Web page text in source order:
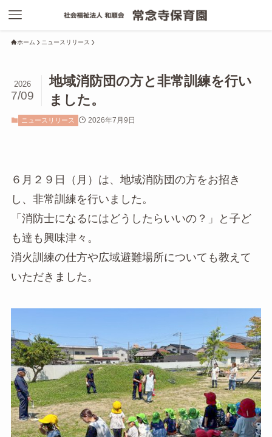
ホーム ニュースリリース
地域消防団の方と非常訓練を行い
ました。
2026
7/09
ニュースリリース 2026年7月9日
６月２９日（月）は、地域消防団の方をお招き
し、非常訓練を行いました。
「消防士になるにはどうしたらいいの？」と子ど
も達も興味津々。
消火訓練の仕方や広域避難場所についても教えて
いただきました。